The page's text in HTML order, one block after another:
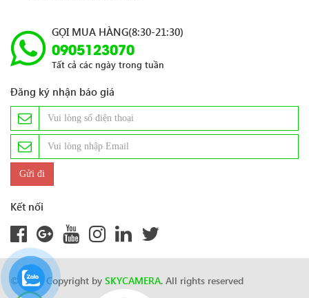
GỌI MUA HÀNG(8:30-21:30)
0905123070
Tất cả các ngày trong tuần
Đăng ký nhận báo giá
Kết nối
© 2024 Copyright by SKYCAMERA. All rights reserved